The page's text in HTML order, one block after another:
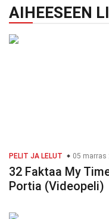
AIHEESEEN
PELIT JA LELUT 05 marras
32 Faktaa My
Portia (Videopeli)